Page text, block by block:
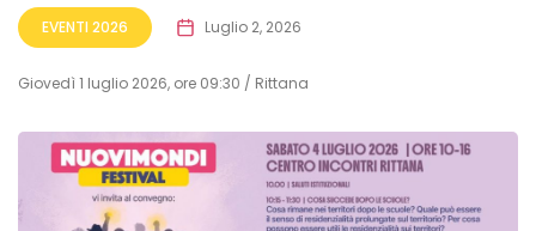
EVENTI 2026 Luglio 2, 2026
Giovedì 1 luglio 2026, ore 09:30 / Rittana